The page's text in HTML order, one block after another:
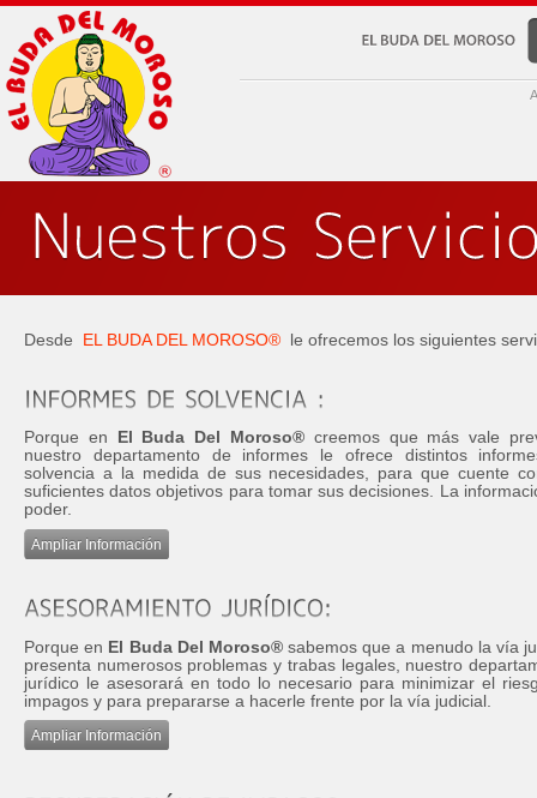
Desde EL BUDA DEL MOROSO® le ofrecemos los siguientes
Porque en El Buda Del Moroso® creemos que más vale
nuestro departamento de informes le ofrece distintos
solvencia a la medida de sus necesidades, para que cuente
suficientes datos objetivos para tomar sus decisiones. La
poder.
Ampliar Información
Porque en El Buda Del Moroso®sabemos que a menudo la vía
presenta numerosos problemas y trabas legales, nuestro
jurídico le asesorará en todo lo necesario para minimizar el
impagos y para prepararse a hacerle frente por la vía judicial.
Ampliar Información